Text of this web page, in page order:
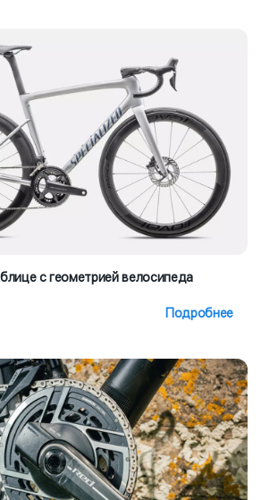
с геометрией велосипеда
Подробнее